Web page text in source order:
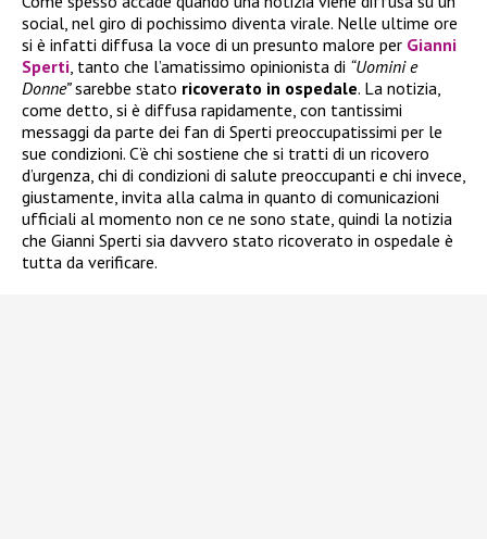
social, nel giro di pochissimo diventa virale. Nelle ultime ore
si è infatti diffusa la voce di un presunto malore per Gianni
Sperti, tanto che l’amatissimo opinionista di “Uomini e
Donne”sarebbe stato ricoverato in ospedale. La notizia,
come detto, si è diffusa rapidamente, con tantissimi
messaggi da parte dei fan di Sperti preoccupatissimi per le
sue condizioni. C’è chi sostiene che si tratti di un ricovero
d’urgenza, chi di condizioni di salute preoccupanti e chi invece,
giustamente, invita alla calma in quanto di comunicazioni
ufficiali al momento non ce ne sono state, quindi la notizia
che Gianni Sperti sia davvero stato ricoverato in ospedale è
tutta da verificare.